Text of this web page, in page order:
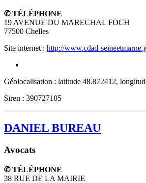
✆ TÉLÉPHONE
19 AVENUE DU MARECHAL FOCH
77500 Chelles
Site internet : http://www.cdad-
Géolocalisation : latitude 48.872412,
Siren : 390727105
DANIEL BUREAU
Avocats
✆ TÉLÉPHONE
38 RUE DE LA MAIRIE